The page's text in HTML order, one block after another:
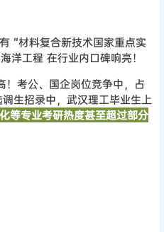
“材料复合新技术国家重点实
洋工程 在行业内口碑响亮！
！考公、国企岗位竞争中，占
生招录中，武汉理工毕业生上
等专业考研热度甚至超过部分